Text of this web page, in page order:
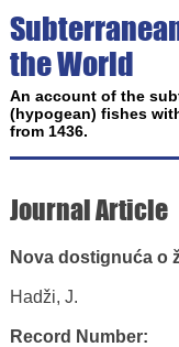
the World
An account of the
(hypogean) fishes
from 1436.
Journal Article
Nova dostignuća o
Hadži, J.
Record Number: